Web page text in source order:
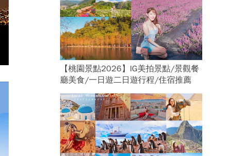
【桃園景點2026】IG美拍景點/景觀餐
廳美食/一日遊二日遊行程/住宿推薦